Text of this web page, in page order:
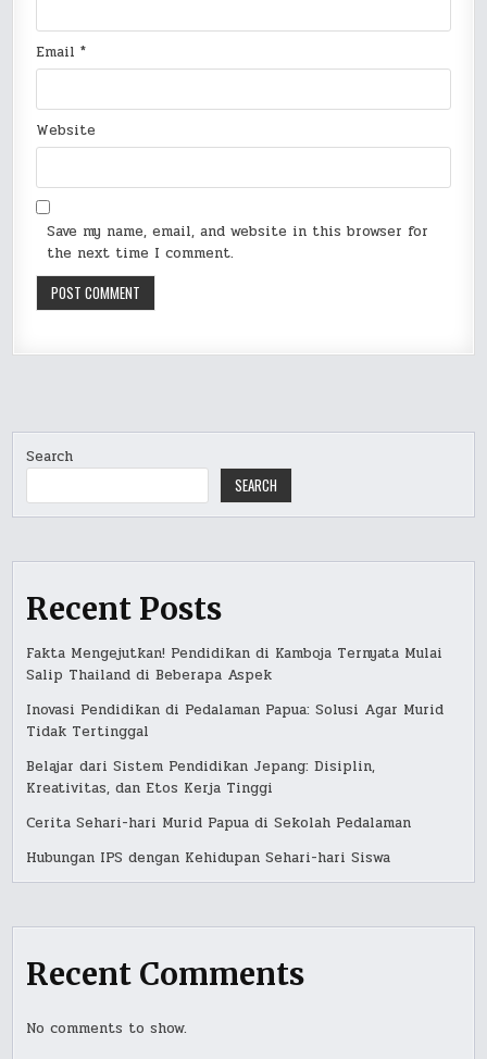
Email*
Website
Save my name, email, and website in this browser for
the next time I comment.
Search
SEARCH
Recent Posts
Fakta Mengejutkan! Pendidikan di Kamboja Ternyata Mulai
Salip Thailand di Beberapa Aspek
Inovasi Pendidikan di Pedalaman Papua: Solusi Agar Murid
Tidak Tertinggal
Belajar dari Sistem Pendidikan Jepang: Disiplin,
Kreativitas, dan Etos Kerja Tinggi
Cerita Sehari-hari Murid Papua di Sekolah Pedalaman
Hubungan IPS dengan Kehidupan Sehari-hari Siswa
Recent Comments
No comments to show.